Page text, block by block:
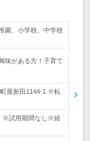
園、小学校、中学校
味がある方！子育て
町屋新田1144-1 ※転
※試用期間なし※経